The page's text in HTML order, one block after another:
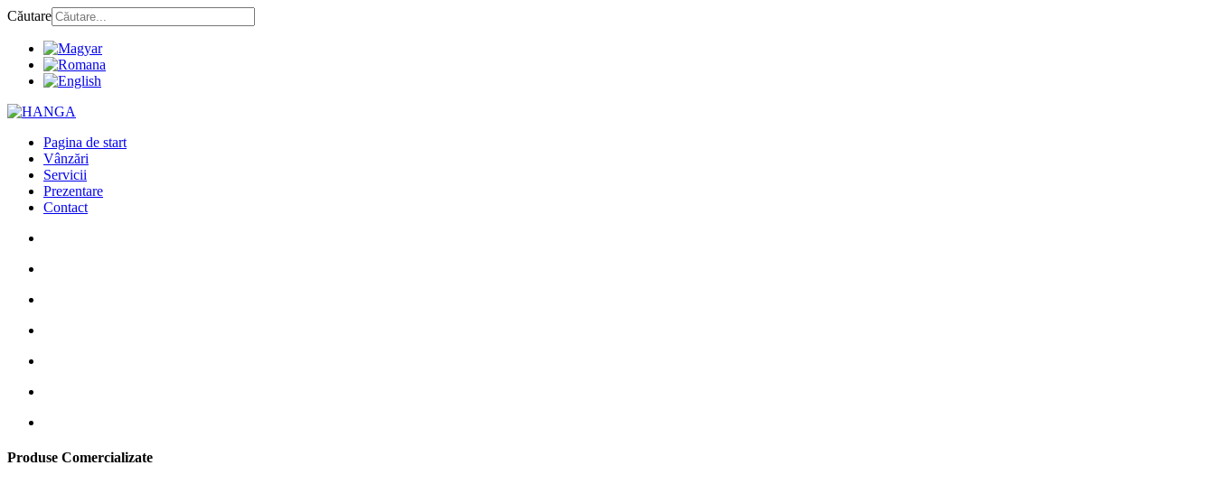
Căutare
Pagina de start
Vânzări
Servicii
Prezentare
Contact
Produse Comercializate